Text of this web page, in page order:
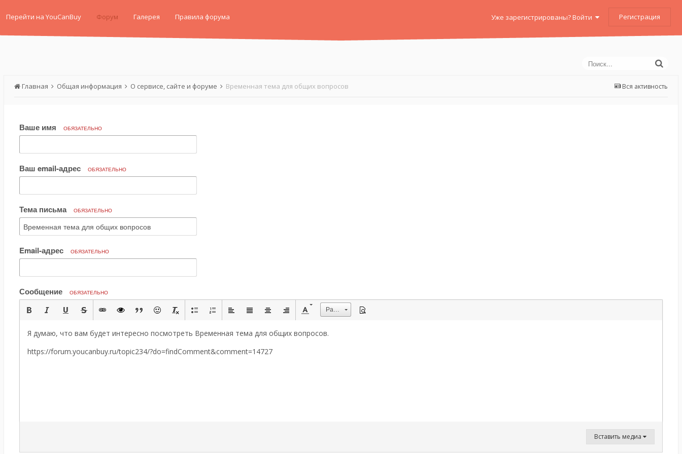
Перейти на YouCanBuy Форум Галерея Правила форума Уже зарегистрированы? Войти Регистрация
Вся активность
Главная Общая информация О сервисе, сайте и форуме Временная тема для общих вопросов
Ваше имя ОБЯЗАТЕЛЬНО
Ваш email-адрес ОБЯЗАТЕЛЬНО
Тема письма ОБЯЗАТЕЛЬНО
Email-адрес ОБЯЗАТЕЛЬНО
Сообщение ОБЯЗАТЕЛЬНО
Размер
Я думаю, что вам будет интересно посмотреть Временная тема для общих вопросов.
https://forum.youcanbuy.ru/topic234/?do=findComment&comment=14727
Вставить медиа